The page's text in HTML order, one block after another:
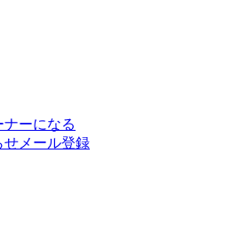
ナーになる
せメール登録